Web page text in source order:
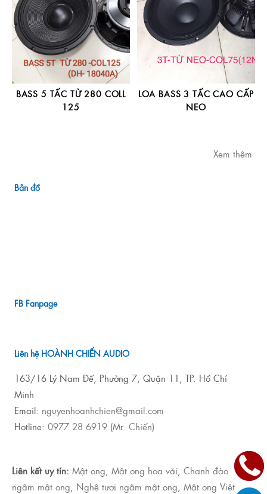
BASS 5 TẤC TỪ 280 COLL
125
LOA BASS 3 TẤC CAO CẤP
NEO
Xem thêm
Bản đồ
FB Fanpage
Liên hệ HOÀNH CHIẾN AUDIO
163/16 Lý Nam Đế, Phường 7, Quận 11, TP. Hồ Chí
Minh
Email: nguyenhoanhchien@gmail.com
Hotline: 0977 28 6919 (Mr. Chiến)
Liên kết uy tín: Mật ong Mật ong hoa vải Chanh đào
ngâm mật ong Nghệ tươi ngâm mật ong Mật ong Việt